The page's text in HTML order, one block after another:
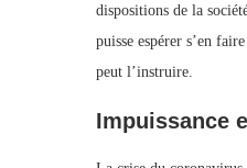
dispositions de la
puisse espérer s’en
peut l’instruire.
Impuissance